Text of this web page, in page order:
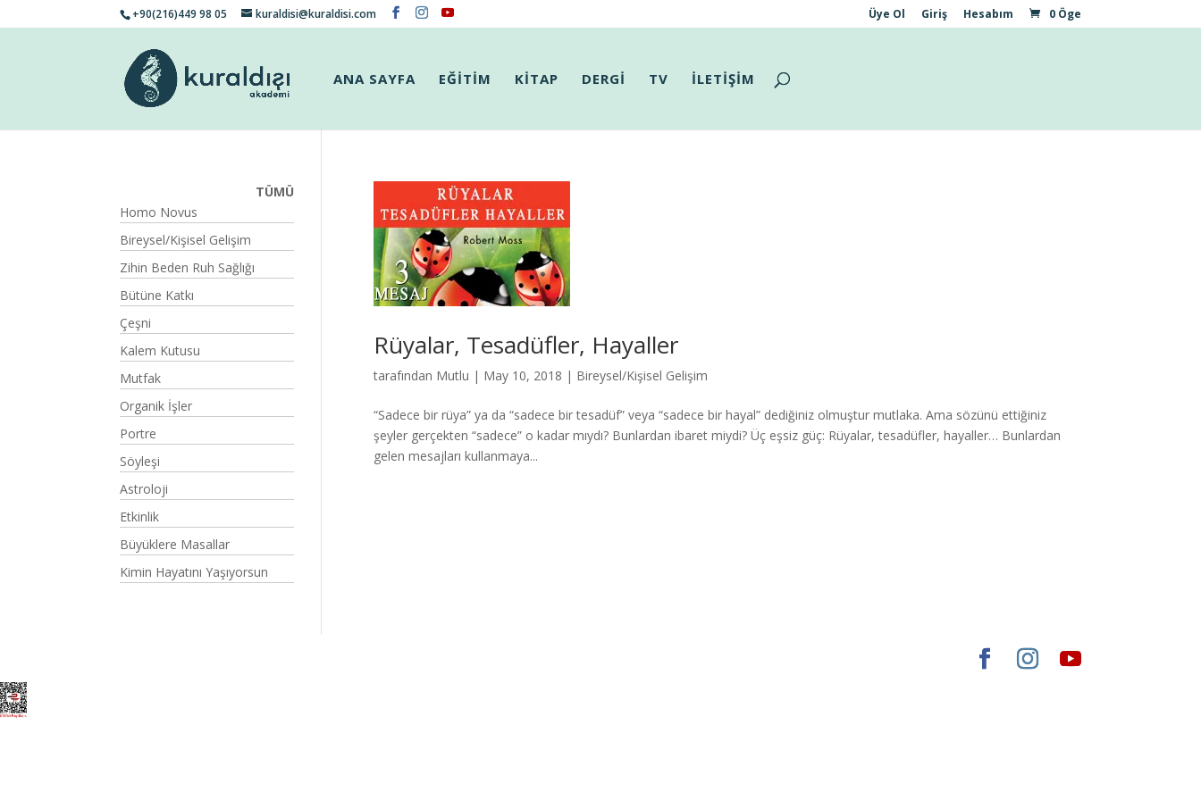
+90(216)449 98 05 kuraldisi@kuraldisi.com Üye Ol Giriş Hesabım 0 Öge
ANA SAYFA EĞİTİM KİTAP DERGİ TV İLETİŞİM
Rüyalar, Tesadüfler, Hayaller
tarafından Mutlu | May 10, 2018 | Bireysel/Kişisel Gelişim
“Sadece bir rüya” ya da “sadece bir tesadüf” veya “sadece bir hayal” dediğiniz olmuştur mutlaka. Ama sözünü ettiğiniz
şeyler gerçekten “sadece” o kadar mıydı? Bunlardan ibaret miydi? Üç eşsiz güç: Rüyalar, tesadüfler, hayaller… Bunlardan
gelen mesajları kullanmaya...
TÜMÜ
Homo Novus
Bireysel/Kişisel Gelişim
Zihin Beden Ruh Sağlığı
Bütüne Katkı
Çeşni
Kalem Kutusu
Mutfak
Organik İşler
Portre
Söyleşi
Astroloji
Etkinlik
Büyüklere Masallar
Kimin Hayatını Yaşıyorsun